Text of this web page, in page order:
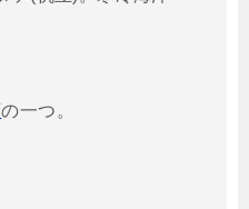
の一つ。